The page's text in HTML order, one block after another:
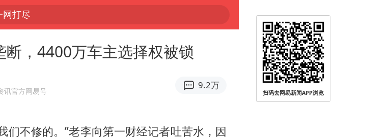
网打尽
，4400万车主选择权被锁
讯官方网易号
9.2万
们不修的。”老李向第一财经记者吐苦水，因
扫码去网易新闻APP浏览